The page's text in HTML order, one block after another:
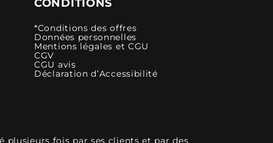
CONDITIONS
*Conditions des offres
Données personnelles
Mentions légales et CGU
CGV
CGU avis
Déclaration d’Accessibilité
plusieurs fois par ses clients et par des